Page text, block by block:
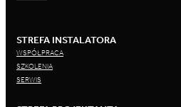
STREFA INSTALATORA
WSPÓŁPRACA
SZKOLENIA
SERWIS